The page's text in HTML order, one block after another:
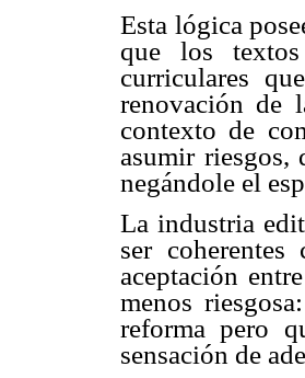
Esta lógica
que los textos
curriculares
renovación de
contexto de
asumir
negándole el
La industria
ser
aceptación
menos
reforma pero
sensación de